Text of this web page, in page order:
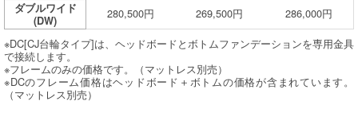
ダブルワイド
(DW)
280,500円 269,500円
286,000円
※DC[CJ台輪タイプ]は、ヘッドボードとボトムファンデーションを専用金具
で接続します。
※フレームのみの価格です。（マットレス別売）
※DCのフレーム価格はヘッドボード＋ボトムの価格が含まれています。
（マットレス別売）